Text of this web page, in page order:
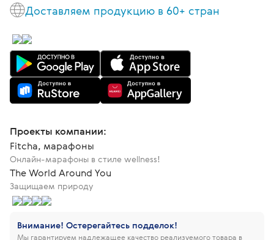
Доставляем продукцию в 60+ стран
Проекты компании:
Fitcha, марафоны
Онлайн-марафоны в стиле wellness!
The World Around You
Защищаем природу
Внимание! Остерегайтесь подделок!
Мы гарантируем надлежащее качество реализуемого товара в